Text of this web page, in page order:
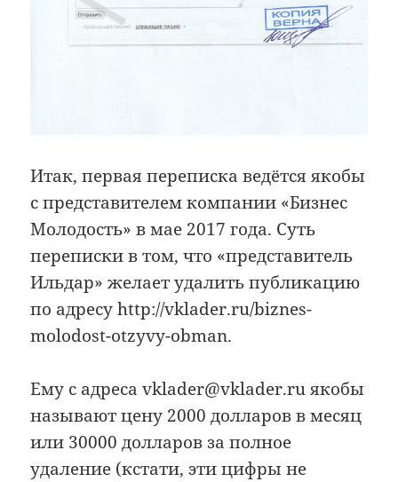
Итак, первая переписка ведётся якобы
с представителем компании «Бизнес
Молодость» в мае 2017 года. Суть
переписки в том, что «представитель
Ильдар» желает удалить публикацию
по адресу http://vklader.ru/biznes-
molodost-otzyvy-obman.
Ему с адреса vklader@vklader.ru якобы
называют цену 2000 долларов в месяц
или 30000 долларов за полное
удаление (кстати, эти цифры не